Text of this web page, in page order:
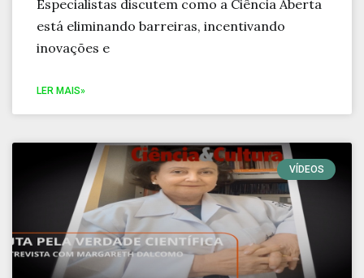
Especialistas discutem como a Ciência Aberta
está eliminando barreiras, incentivando
inovações e
LER MAIS»
VÍDEOS